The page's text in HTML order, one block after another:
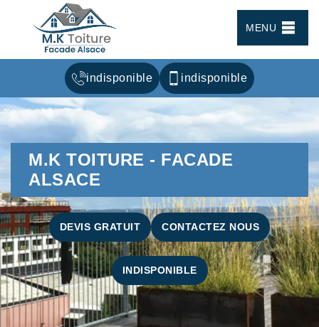
MENU
indisponible indisponible
M.K TOITURE - FACADE
ALSACE
DEVIS GRATUIT CONTACTEZ NOUS
INDISPONIBLE